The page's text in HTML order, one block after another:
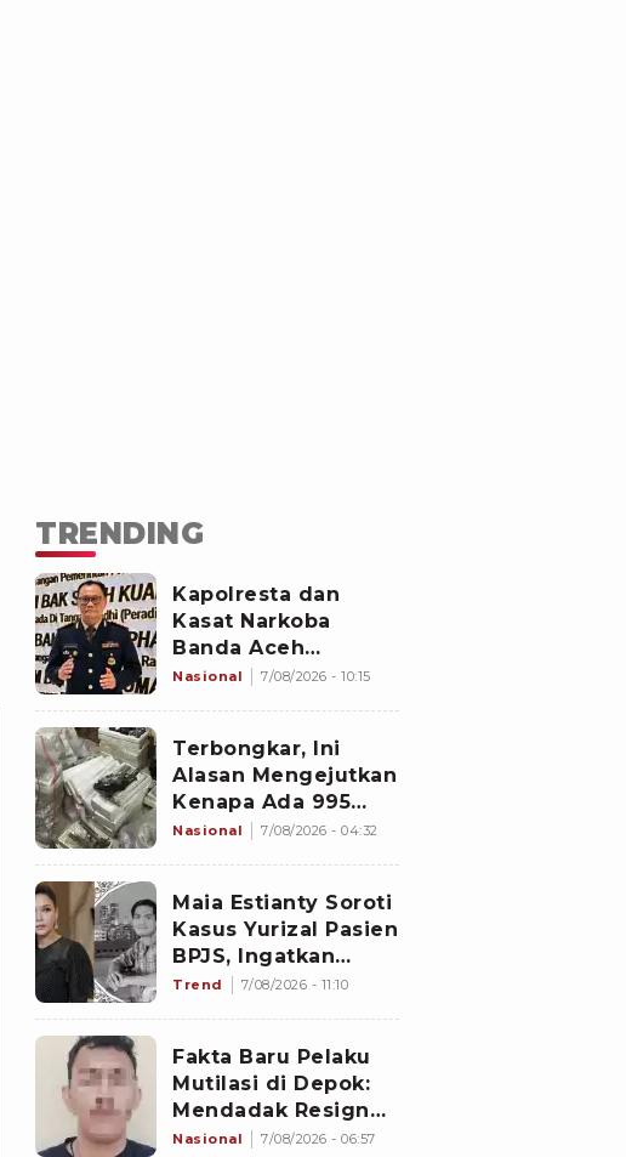
TRENDING
Kapolresta dan
Kasat Narkoba
Banda Aceh
Diperiksa
Nasional 7/08/2026 - 10:15
Terbongkar, Ini
Alasan Mengejutkan
Kenapa Ada 995
Senjata di Dalam
Nasional 7/08/2026 - 04:32
Maia Estianty Soroti
Kasus Yurizal Pasien
BPJS, Ingatkan
Nakes untuk Jaga
Trend 7/08/2026 - 11:10
Fakta Baru Pelaku
Mutilasi di Depok:
Mendadak Resign
Kerja Goreng Piscok
Nasional 7/08/2026 - 06:57